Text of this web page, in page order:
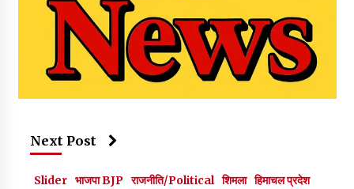
Next Post
Slider भाजपा BJP राजनीति/Political शिमला हिमाचल प्रदेश